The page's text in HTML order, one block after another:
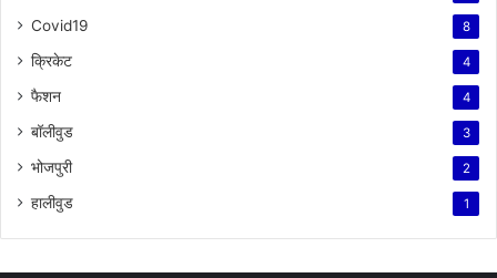
Covid19 8
क्रिकेट 4
फैशन 4
बॉलीवुड 3
भोजपुरी 2
हालीवुड 1